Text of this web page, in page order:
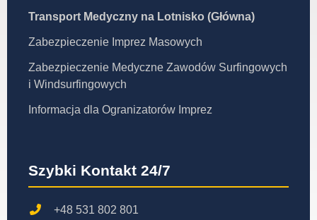
Transport Medyczny na Lotnisko (Główna)
Zabezpieczenie Imprez Masowych
Zabezpieczenie Medyczne Zawodów Surfingowych
i Windsurfingowych
Informacja dla Ogranizatorów Imprez
Szybki Kontakt 24/7
+48 531 802 801